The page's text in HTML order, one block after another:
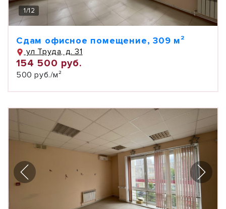
1/12
Сдам офисное помещение, 309 м²
ул Труда, д. 31
154 500 руб.
500 руб./м²